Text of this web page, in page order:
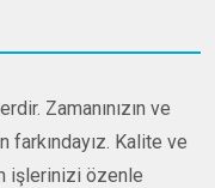
Zamanınızın ve
farkındayız. Kalite ve
işlerinizi özenle